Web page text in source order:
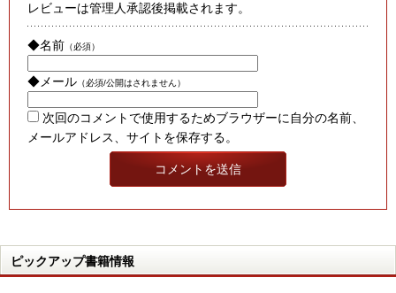
レビューは管理人承認後掲載されます。
◆名前 （必須）
◆メール （必須/公開はされません）
次回のコメントで使用するためブラウザーに自分の名前、
メールアドレス、サイトを保存する。
ピックアップ書籍情報